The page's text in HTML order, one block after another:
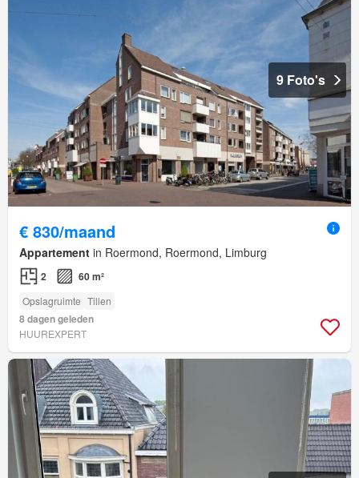
9 Foto's
€ 830/maand
Appartement in Roermond, Roermond, Limburg
2 60 m²
Opslagruimte Tillen
8 dagen geleden
HUUREXPERT